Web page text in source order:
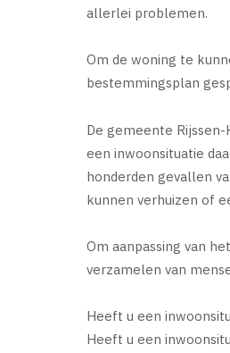
allerlei problemen.
Om de woning te
bestemmingsplan
De gemeente
een inwoonsituatie
honderden gevallen
kunnen verhuizen of
Om aanpassing van
verzamelen van
Heeft u een
Heeft u een